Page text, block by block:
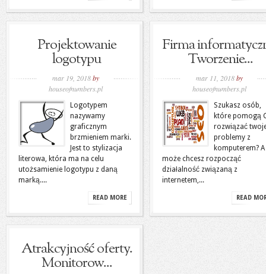
Projektowanie
logotypu
mar 19, 2018by
houseofnumbers.pl
Logotypem
nazywamy
graficznym
brzmieniem marki.
Jest to stylizacja
literowa, która ma na celu
utożsamienie logotypu z daną
marką....
READ MORE
Firma
Tworzenie...
mar 11, 2018by
houseofnumbers.pl
Szukasz osób,
które pomogą
rozwiązać
problemy z
komputerem? A
może chcesz rozpocząć
działalność związaną z
internetem,...
READ
Atrakcyjność oferty.
Monitorow...